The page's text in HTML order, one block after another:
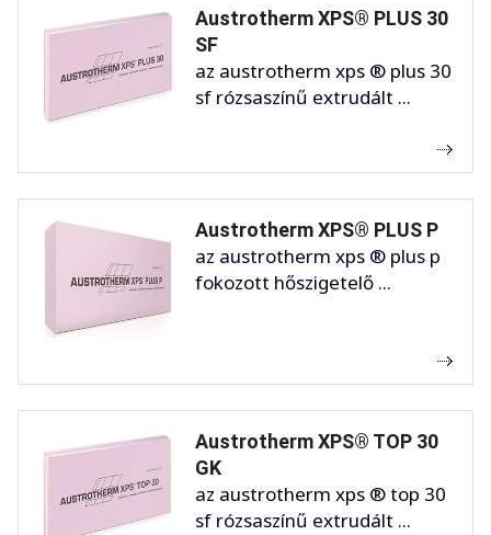
Austrotherm XPS® PLUS 30
SF
az austrotherm xps ® plus 30
sf rózsaszínű extrudált ...
Austrotherm XPS® PLUS P
az austrotherm xps ® plus p
fokozott hőszigetelő ...
Austrotherm XPS® TOP 30
GK
az austrotherm xps ® top 30
sf rózsaszínű extrudált ...